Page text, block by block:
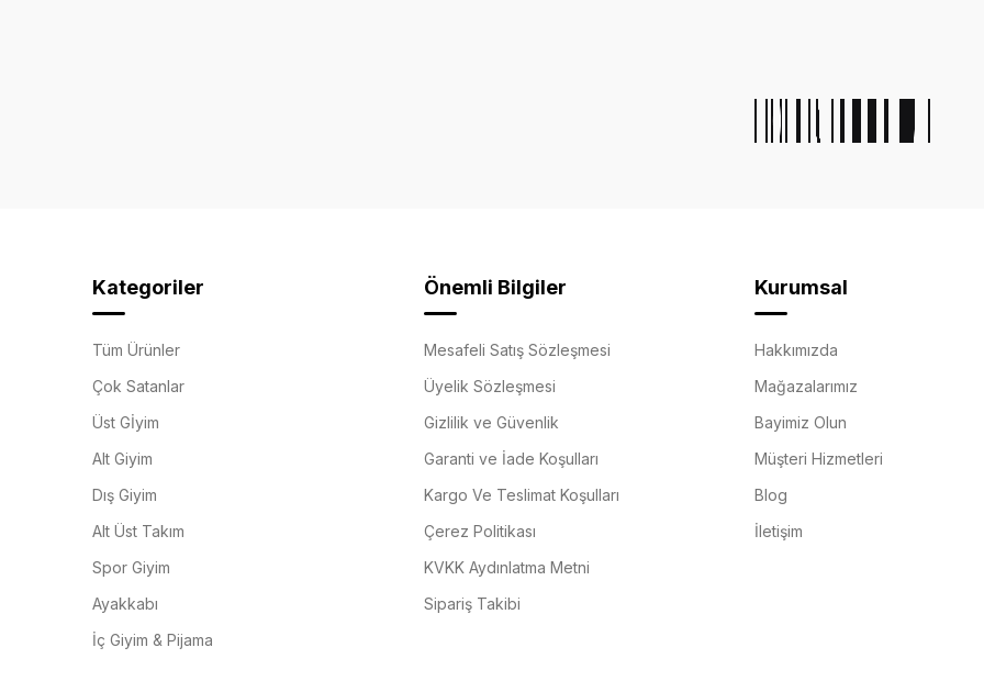
Kategoriler
Tüm Ürünler
Çok Satanlar
Üst Gİyim
Alt Giyim
Dış Giyim
Alt Üst Takım
Spor Giyim
Ayakkabı
İç Giyim & Pijama
Önemli Bilgiler
Mesafeli Satış Sözleşmesi
Üyelik Sözleşmesi
Gizlilik ve Güvenlik
Garanti ve İade Koşulları
Kargo Ve Teslimat Koşulları
Çerez Politikası
KVKK Aydınlatma Metni
Sipariş Takibi
Kurumsal
Hakkımızda
Mağazalarımız
Bayimiz Olun
Müşteri Hizmetleri
Blog
İletişim